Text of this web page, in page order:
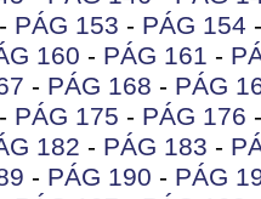
- PÁG 153 - PÁG 154
160 - PÁG 161 -
- PÁG 168 - PÁG
- PÁG 175 - PÁG 176
182 - PÁG 183 -
- PÁG 190 - PÁG